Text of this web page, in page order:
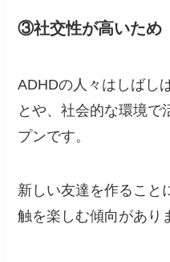
③社交性が高いため
ADHDの人々はしばし
とや、社会的な環境で
プンです。
新しい友達を作ること
触を楽しむ傾向があり